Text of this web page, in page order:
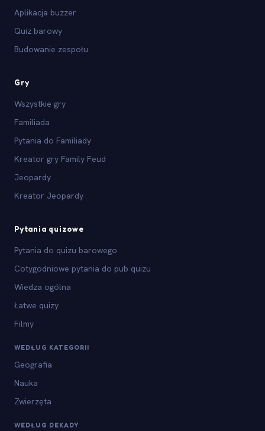
Aplikacja buzzer
Quiz barowy
Budowanie zespołu
Gry
Wszystkie gry
Familiada
Pytania do Familiady
Kreator gry Family Feud
Jeopardy
Kreator Jeopardy
Pytania quizowe
Pytania do quizu barowego
Cotygodniowe pytania do pub quizu
Wiedza ogólna
Łatwe quizy
Filmy
WEDŁUG KATEGORII
Geografia
Nauka
Zwierzęta
WEDŁUG DEKADY